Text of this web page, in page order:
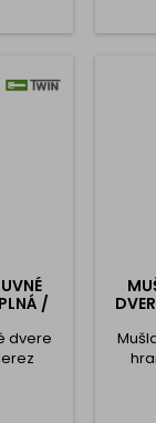
je
/
dvere